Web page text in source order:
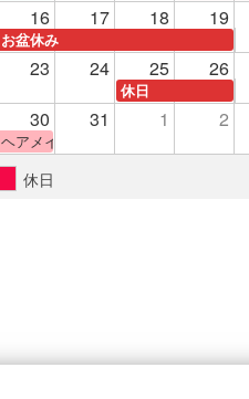
16 17 18 19
お盆休み
23 24 25 26
休日
30 31 1 2
ヘアメイク体験
休日